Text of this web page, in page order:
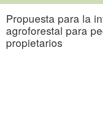
Propuesta para la
agroforestal para
propietarios